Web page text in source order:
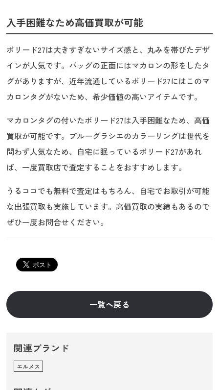
入手困難なため高価買取が可能
ボリード27は大きすぎないサイズ感と、丸みを帯びたデザ
インが人気です。バッグの正面にはマカロンの形をしたタ
グがありますが、近年流通しているボリード27にはこのマ
カロンタグがないため、希少価値の高いアイテムです。
マカロンタグの付いたボリード27は入手困難なため、高価
買取が可能です。ブルーグラシエのカラーリングは世代を
問わず人気なため、自宅に眠っているボリード27があれ
ば、一度買取店で査定することをおすすめします。
うるココでも無料で査定はもちろん、自宅でお取引が可能
な出張買取も実施しています。高価買取の実績もあるので
ぜひ一度お問合せください。
一覧へ戻る
関連ブランド
エルメス